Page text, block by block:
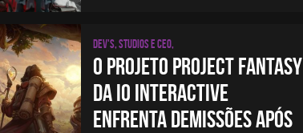
Dev's, studios e CEO,
O PROJETO PROJECT FANTASY
DA IO INTERACTIVE
ENFRENTA DEMISSÕES APÓS